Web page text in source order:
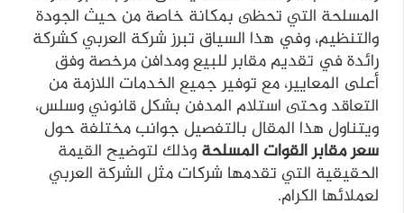
المسلحة التي تحظى بمكانة خاصة من حيث الجودة
والتنظيم، وفي هذا السياق تبرز شركة العربي كشركة
رائدة في تقديم مقابر للبيع ومدافن مرخصة وفق
أعلى المعايير، مع توفير جميع الخدمات اللازمة من
التعاقد وحتى استلام المدفن بشكل قانوني وسلس،
ويتناول هذا المقال بالتفصيل جوانب مختلفة حول
سعر مقابر القوات المسلحةوذلك لتوضيح القيمة
الحقيقية التي تقدمها شركات مثل الشركة العربي
لعملائها الكرام.